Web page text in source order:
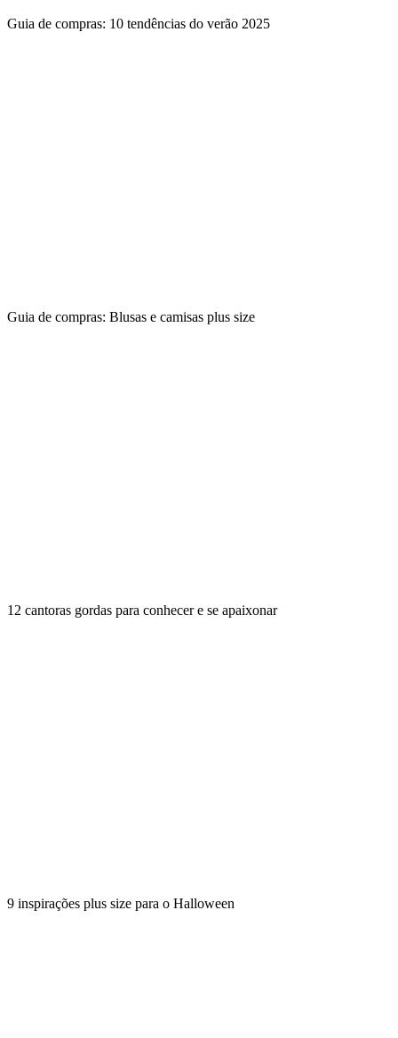
Guia de compras: 10 tendências do verão 2025
Guia de compras: Blusas e camisas plus size
12 cantoras gordas para conhecer e se apaixonar
9 inspirações plus size para o Halloween